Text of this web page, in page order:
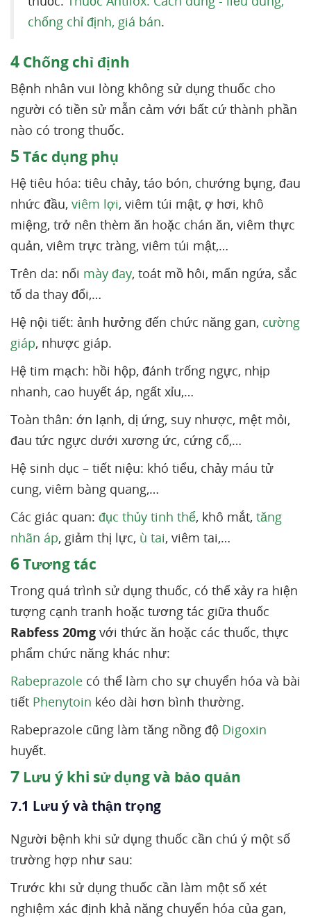
chống chỉ định, giá bán.
4 Chống chỉ định
Bệnh nhân vui lòng không sử dụng thuốc cho
người có tiền sử mẫn cảm với bất cứ thành phần
nào có trong thuốc.
5 Tác dụng phụ
Hệ tiêu hóa: tiêu chảy, táo bón, chướng bụng, đau
nhức đầu, viêm lợi, viêm túi mật, ợ hơi, khô
miệng, trở nên thèm ăn hoặc chán ăn, viêm thực
quản, viêm trực tràng, viêm túi mật,…
Trên da: nổi mày đay, toát mồ hôi, mẩn ngứa, sắc
tố da thay đổi,…
Hệ nội tiết: ảnh hưởng đến chức năng gan, cường
giáp, nhược giáp.
Hệ tim mạch: hồi hộp, đánh trống ngực, nhịp
nhanh, cao huyết áp, ngất xỉu,…
Toàn thân: ớn lạnh, dị ứng, suy nhược, mệt mỏi,
đau tức ngực dưới xương ức, cứng cổ,…
Hệ sinh dục – tiết niệu: khó tiểu, chảy máu tử
cung, viêm bàng quang,…
Các giác quan: đục thủy tinh thể, khô mắt, tăng
nhãn áp, giảm thị lực, ù tai, viêm tai,…
6Tương tác
Trong quá trình sử dụng thuốc, có thể xảy ra hiện
tượng cạnh tranh hoặc tương tác giữa thuốc
Rabfess 20mg với thức ăn hoặc các thuốc, thực
phẩm chức năng khác như:
Rabeprazole có thể làm cho sự chuyển hóa và bài
tiết Phenytoin kéo dài hơn bình thường.
Rabeprazole cũng làm tăng nồng độ Digoxin
huyết.
7 Lưu ý khi sử dụng và bảo quản
7.1 Lưu ý và thận trọng
Người bệnh khi sử dụng thuốc cần chú ý một số
trường hợp như sau:
Trước khi sử dụng thuốc cần làm một số xét
nghiệm xác định khả năng chuyển hóa của gan,